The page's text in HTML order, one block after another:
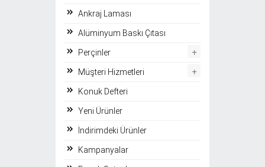
Ankraj Laması
Alüminyum Baskı Çıtası
Perçinler +
Müşteri Hizmetleri +
Konuk Defteri
Yeni Ürünler
İndirimdeki Ürünler
Kampanyalar